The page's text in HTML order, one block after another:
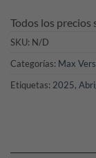
Todos los precios
SKU: N/D
Categorías: Max
Etiquetas: 2025,